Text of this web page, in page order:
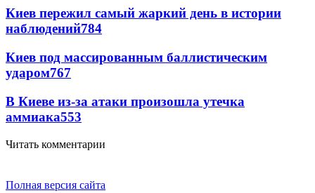
Киев пережил самый жаркий день в истории
наблюдений784
Киев под массированным баллистическим
ударом767
В Киеве из-за атаки произошла утечка
аммиака553
Читать комментарии
Полная версия сайта